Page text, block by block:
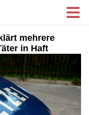
mehrere
in Haft